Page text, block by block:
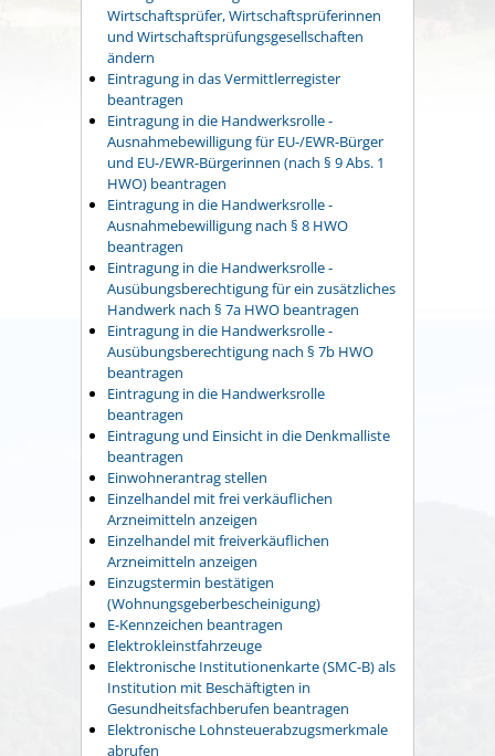
Wirtschaftsprüfer, Wirtschaftsprüferinnen
und Wirtschaftsprüfungsgesellschaften
ändern
Eintragung in das Vermittlerregister
beantragen
Eintragung in die Handwerksrolle -
Ausnahmebewilligung für EU-/EWR-Bürger
und EU-/EWR-Bürgerinnen (nach § 9 Abs. 1
HWO) beantragen
Eintragung in die Handwerksrolle -
Ausnahmebewilligung nach § 8 HWO
beantragen
Eintragung in die Handwerksrolle -
Ausübungsberechtigung für ein zusätzliches
Handwerk nach § 7a HWO beantragen
Eintragung in die Handwerksrolle -
Ausübungsberechtigung nach § 7b HWO
beantragen
Eintragung in die Handwerksrolle
beantragen
Eintragung und Einsicht in die Denkmalliste
beantragen
Einwohnerantrag stellen
Einzelhandel mit frei verkäuflichen
Arzneimitteln anzeigen
Einzelhandel mit freiverkäuflichen
Arzneimitteln anzeigen
Einzugstermin bestätigen
(Wohnungsgeberbescheinigung)
E-Kennzeichen beantragen
Elektrokleinstfahrzeuge
Elektronische Institutionenkarte (SMC-B) als
Institution mit Beschäftigten in
Gesundheitsfachberufen beantragen
Elektronische Lohnsteuerabzugsmerkmale
abrufen